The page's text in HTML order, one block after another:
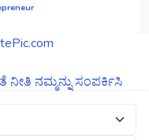
ನೀತಿ ನಮ್ಮನ್ನು ಸಂಪರ್ಕಿಸಿ